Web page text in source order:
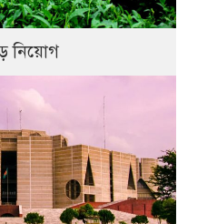
নিয়োগ